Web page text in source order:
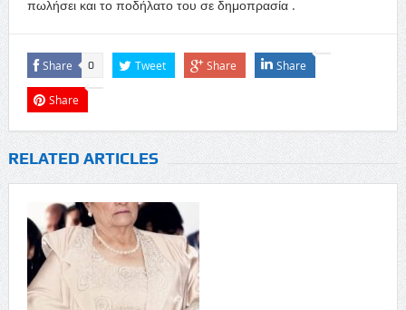
πωλήσει και το ποδήλατο του σε δημοπρασία .
Share 0 Tweet Share Share
Share
RELATED ARTICLES